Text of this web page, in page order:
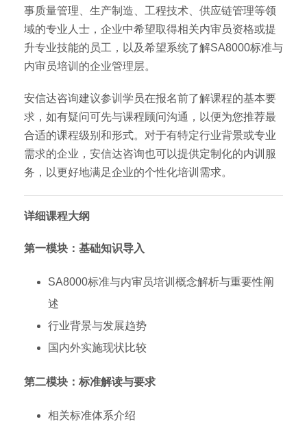
事质量管理、生产制造、工程技术、供应链管理等领
域的专业人士，企业中希望取得相关内审员资格或提
升专业技能的员工，以及希望系统了解SA8000标准与
内审员培训的企业管理层。
安信达咨询建议参训学员在报名前了解课程的基本要
求，如有疑问可先与课程顾问沟通，以便为您推荐最
合适的课程级别和形式。对于有特定行业背景或专业
需求的企业，安信达咨询也可以提供定制化的内训服
务，以更好地满足企业的个性化培训需求。
详细课程大纲
第一模块：基础知识导入
SA8000标准与内审员培训概念解析与重要性阐
述
行业背景与发展趋势
国内外实施现状比较
第二模块：标准解读与要求
相关标准体系介绍